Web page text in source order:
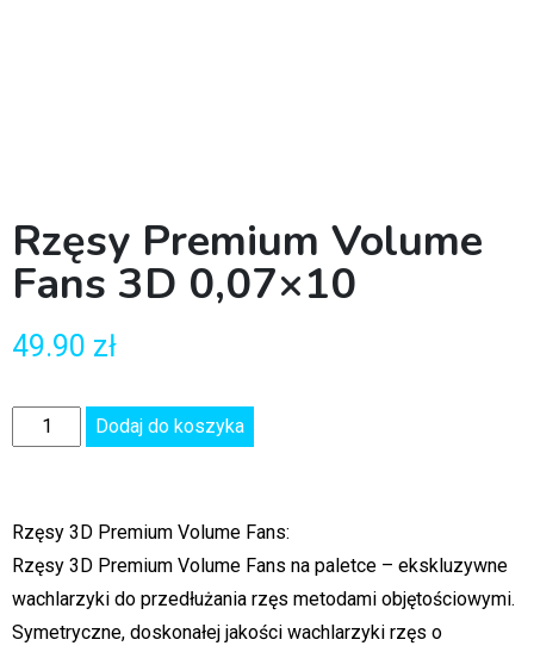
Rzęsy Premium Volume
Fans 3D 0,07×10
49.90 zł
Dodaj do koszyka
Rzęsy 3D Premium Volume Fans:
Rzęsy 3D Premium Volume Fans na paletce – ekskluzywne
wachlarzyki do przedłużania rzęs metodami objętościowymi.
Symetryczne, doskonałej jakości wachlarzyki rzęs o